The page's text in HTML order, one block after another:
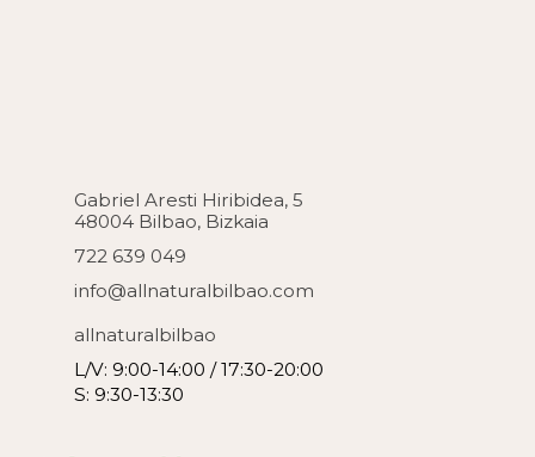
Gabriel Aresti Hiribidea, 5
48004 Bilbao, Bizkaia
722 639 049
info@allnaturalbilbao.com
allnaturalbilbao
L/V: 9:00-14:00 / 17:30-20:00
S: 9:30-13:30